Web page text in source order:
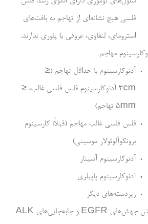
فلسی هیچ نشانه­‌ای از تهاجم به بافت­‌های
استرومای، لنفاوی، عروقی یا پلوری ندارند.
مهاجم
آدنوکارسینوم با حداقل تهاجم (≤
3cm آدنوکارسینوم فلس فلسی غالب، ≤
5mm تهاجم)
فلس فلسی غالب مهاجم (قبلاً: کارسینوم
برونکوآلوئولار موسینی)
آدنوکارسینوم آسینار
آدنوکارسینوم پاپیلری
زیردسته‌­های دیگر
یافتن جهش‌­های EGFR و جابه‌­جایی­‌های ALK